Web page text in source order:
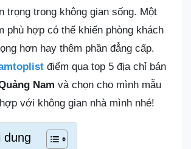
trọng trong không gian sống. Một
phù hợp có thể khiến phòng khách
hơn hay thêm phần đẳng cấp.
điểm qua top 5 địa chỉ bán
Nam và chọn cho mình mẫu
với không gian nhà mình nhé!
dung